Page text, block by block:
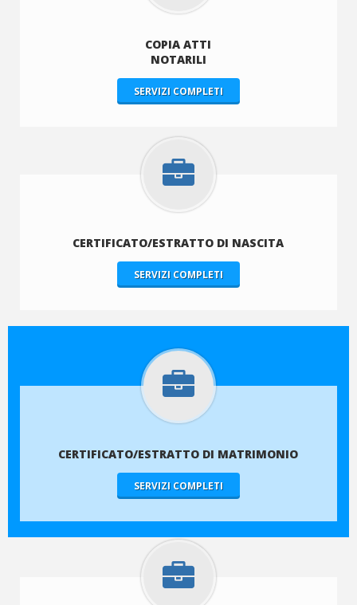
COPIA ATTI
NOTARILI
SERVIZI COMPLETI
CERTIFICATO/ESTRATTO DI NASCITA
SERVIZI COMPLETI
CERTIFICATO/ESTRATTO DI MATRIMONIO
SERVIZI COMPLETI